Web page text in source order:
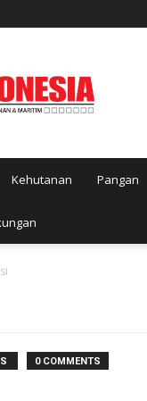
Kehutanan Pangan
0 COMMENTS